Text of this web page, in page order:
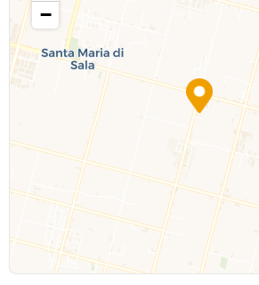
−